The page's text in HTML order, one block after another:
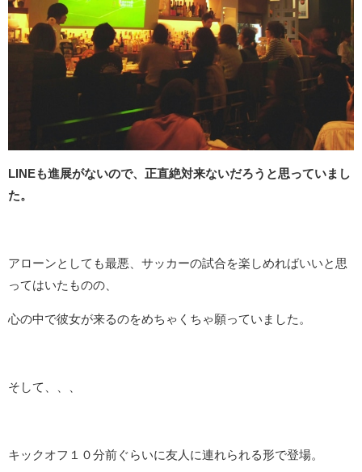
LINEも進展がないので、正直絶対来ないだろうと思っていまし
た。
アローンとしても最悪、サッカーの試合を楽しめればいいと思
ってはいたものの、
心の中で彼女が来るのをめちゃくちゃ願っていました。
そして、、、
キックオフ１０分前ぐらいに友人に連れられる形で登場。